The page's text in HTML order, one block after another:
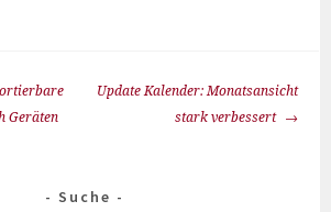
Geräten
Update Kalender: Monatsansicht
stark verbessert
Suche